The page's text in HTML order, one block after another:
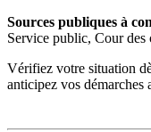
Sources publiques à
Service public, Cour des
Vérifiez votre situation
anticipez vos démarches